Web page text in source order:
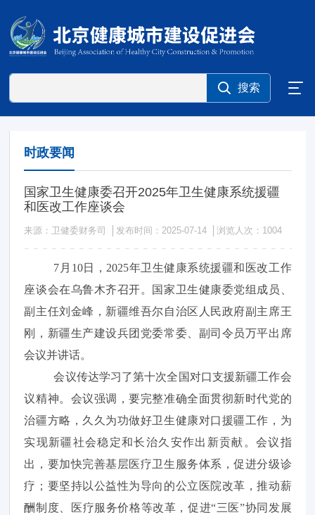
时政要闻
国家卫生健康委召开2025年卫生健康系统援疆
和医改工作座谈会
来源：卫健委财务司 发布时间：2025-07-14 浏览人次： 1004
7月10日，2025年卫生健康系统援疆和医改工作
座谈会在乌鲁木齐召开。国家卫生健康委党组成员、
副主任刘金峰，新疆维吾尔自治区人民政府副主席王
刚，新疆生产建设兵团党委常委、副司令员万平出席
会议并讲话。
会议传达学习了第十次全国对口支援新疆工作会
议精神。会议强调，要完整准确全面贯彻新时代党的
治疆方略，久久为功做好卫生健康对口援疆工作，为
实现新疆社会稳定和长治久安作出新贡献。会议指
出，要加快完善基层医疗卫生服务体系，促进分级诊
疗；要坚持以公益性为导向的公立医院改革，推动薪
酬制度、医疗服务价格等改革，促进“三医”协同发展